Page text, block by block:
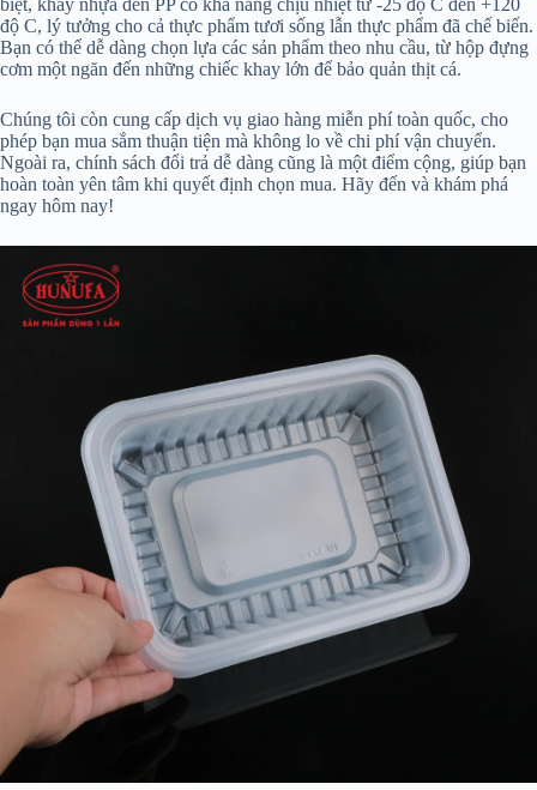
biệt, khay nhựa đen PP có khả năng chịu nhiệt từ -25 độ C đến +120
độ C, lý tưởng cho cả thực phẩm tươi sống lẫn thực phẩm đã chế biến.
Bạn có thể dễ dàng chọn lựa các sản phẩm theo nhu cầu, từ hộp đựng
cơm một ngăn đến những chiếc khay lớn để bảo quản thịt cá.
Chúng tôi còn cung cấp dịch vụ giao hàng miễn phí toàn quốc, cho
phép bạn mua sắm thuận tiện mà không lo về chi phí vận chuyển.
Ngoài ra, chính sách đổi trả dễ dàng cũng là một điểm cộng, giúp bạn
hoàn toàn yên tâm khi quyết định chọn mua. Hãy đến và khám phá
ngay hôm nay!